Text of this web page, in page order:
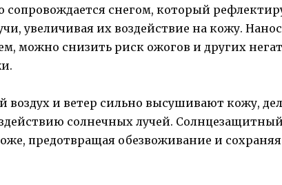
сопровождается снегом, который
увеличивая их воздействие на кожу.
можно снизить риск ожогов и других
воздух и ветер сильно высушивают кожу,
солнечных лучей.
предотвращая обезвоживание и